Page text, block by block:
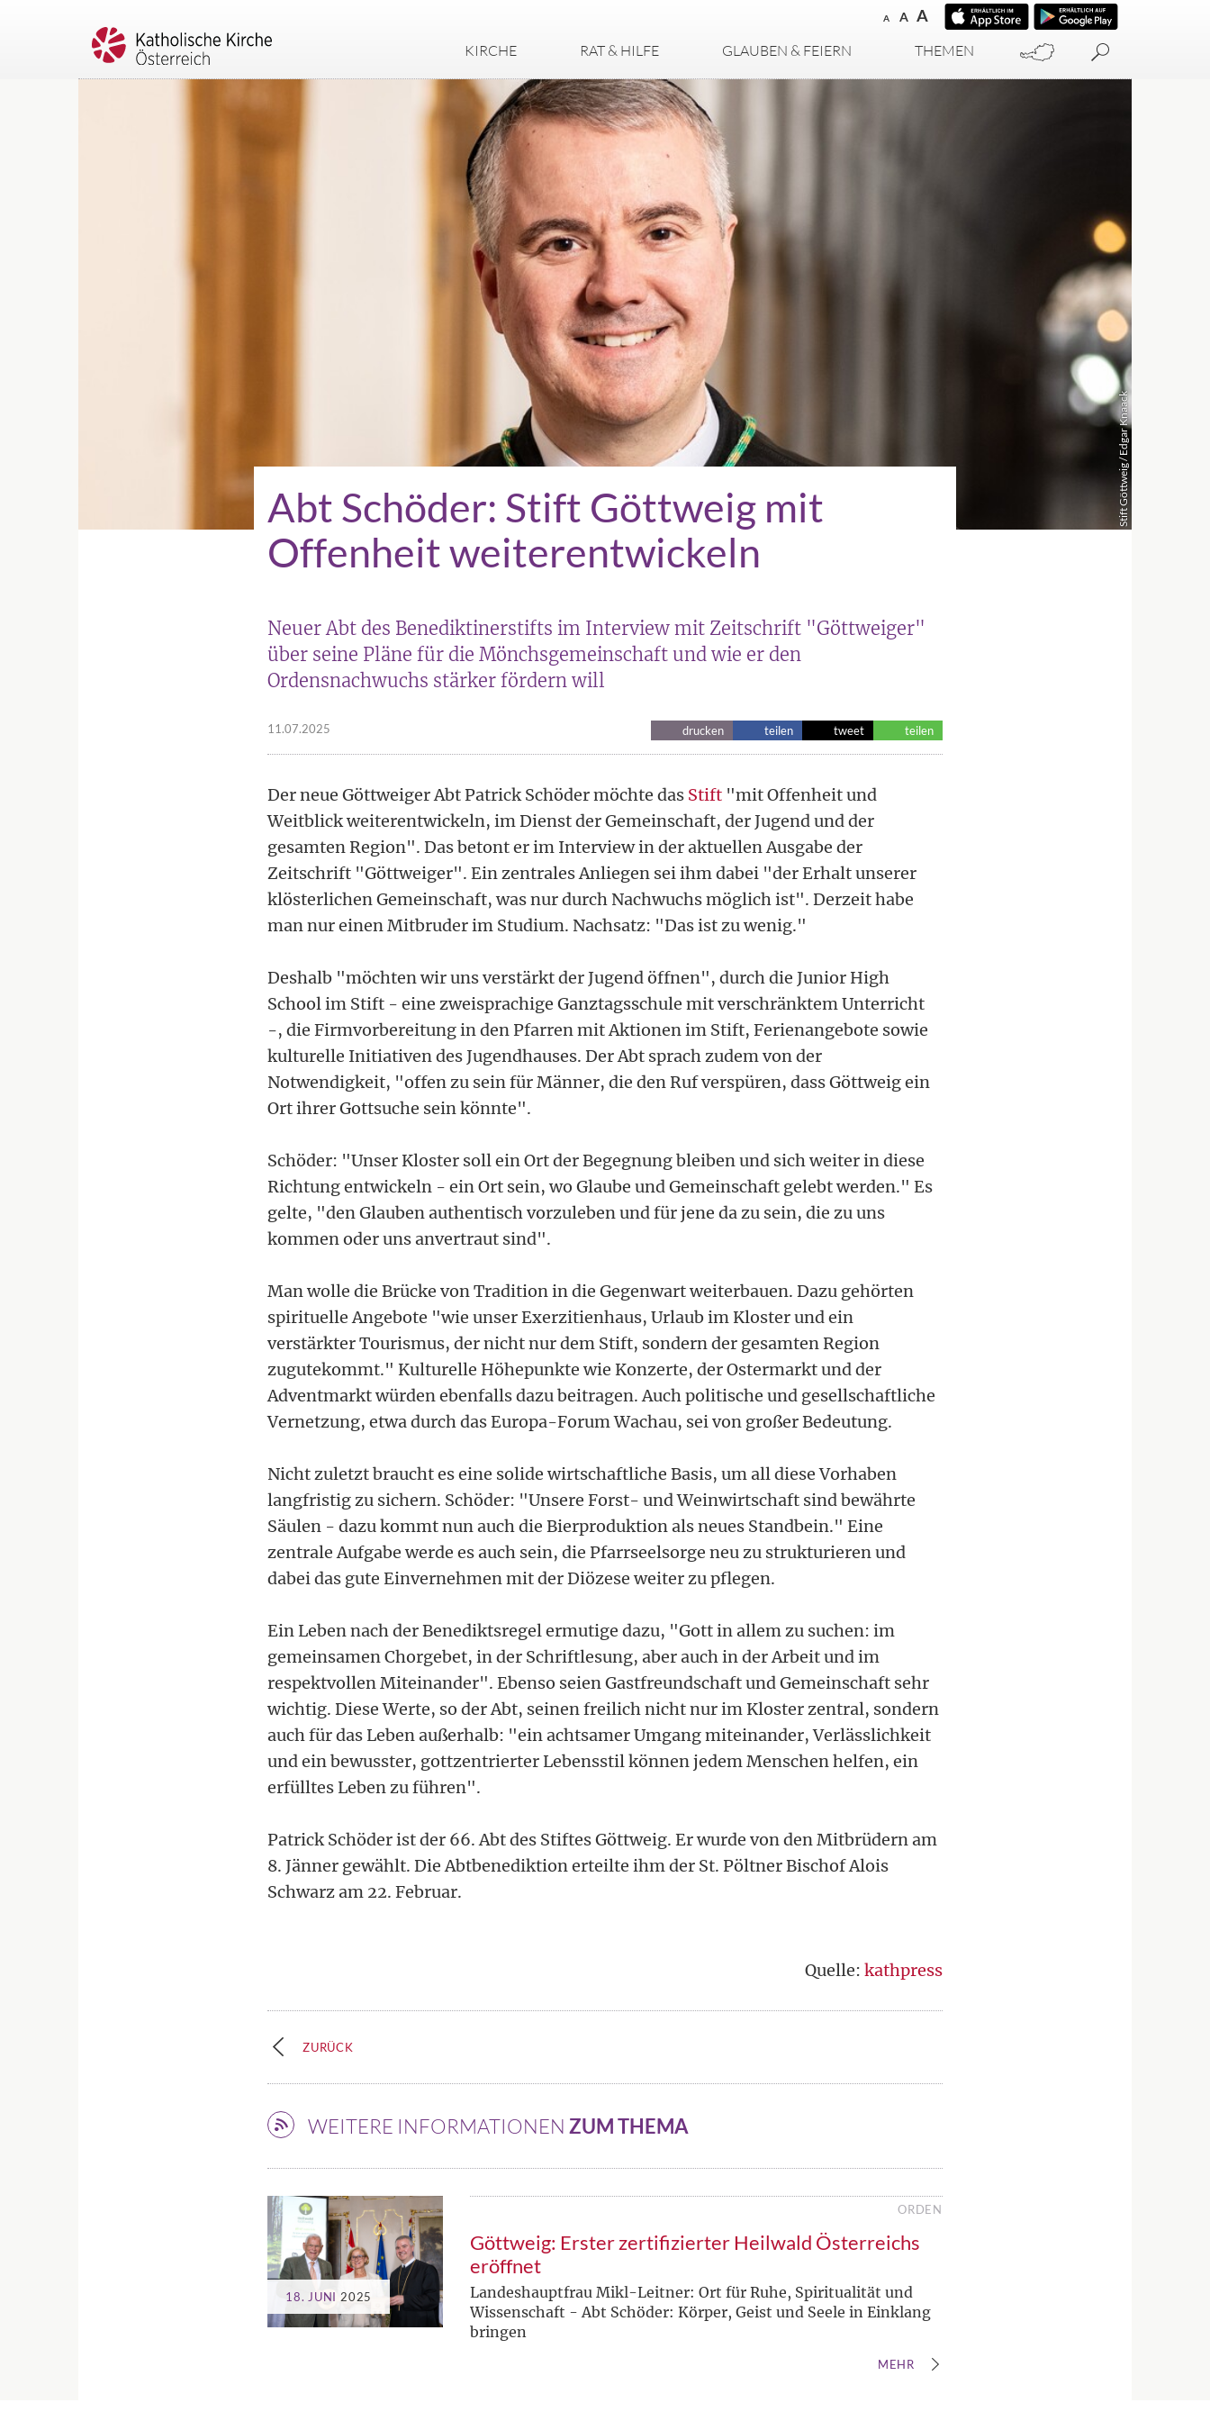
A A A
KIRCHE RAT & HILFE GLAUBEN & FEIERN THEMEN
Stift Göttweig / Edgar Knaack
Abt Schöder: Stift Göttweig mit
Offenheit weiterentwickeln
Neuer Abt des Benediktinerstifts im Interview mit Zeitschrift "Göttweiger"
über seine Pläne für die Mönchsgemeinschaft und wie er den
Ordensnachwuchs stärker fördern will
11.07.2025 drucken teilen tweet teilen
Der neue Göttweiger Abt Patrick Schöder möchte das Stift "mit Offenheit und
Weitblick weiterentwickeln, im Dienst der Gemeinschaft, der Jugend und der
gesamten Region". Das betont er im Interview in der aktuellen Ausgabe der
Zeitschrift "Göttweiger". Ein zentrales Anliegen sei ihm dabei "der Erhalt unserer
klösterlichen Gemeinschaft, was nur durch Nachwuchs möglich ist". Derzeit habe
man nur einen Mitbruder im Studium. Nachsatz: "Das ist zu wenig."
Deshalb "möchten wir uns verstärkt der Jugend öffnen", durch die Junior High
School im Stift - eine zweisprachige Ganztagsschule mit verschränktem Unterricht
-, die Firmvorbereitung in den Pfarren mit Aktionen im Stift, Ferienangebote sowie
kulturelle Initiativen des Jugendhauses. Der Abt sprach zudem von der
Notwendigkeit, "offen zu sein für Männer, die den Ruf verspüren, dass Göttweig ein
Ort ihrer Gottsuche sein könnte".
Schöder: "Unser Kloster soll ein Ort der Begegnung bleiben und sich weiter in diese
Richtung entwickeln - ein Ort sein, wo Glaube und Gemeinschaft gelebt werden." Es
gelte, "den Glauben authentisch vorzuleben und für jene da zu sein, die zu uns
kommen oder uns anvertraut sind".
Man wolle die Brücke von Tradition in die Gegenwart weiterbauen. Dazu gehörten
spirituelle Angebote "wie unser Exerzitienhaus, Urlaub im Kloster und ein
verstärkter Tourismus, der nicht nur dem Stift, sondern der gesamten Region
zugutekommt." Kulturelle Höhepunkte wie Konzerte, der Ostermarkt und der
Adventmarkt würden ebenfalls dazu beitragen. Auch politische und gesellschaftliche
Vernetzung, etwa durch das Europa-Forum Wachau, sei von großer Bedeutung.
Nicht zuletzt braucht es eine solide wirtschaftliche Basis, um all diese Vorhaben
langfristig zu sichern. Schöder: "Unsere Forst- und Weinwirtschaft sind bewährte
Säulen - dazu kommt nun auch die Bierproduktion als neues Standbein." Eine
zentrale Aufgabe werde es auch sein, die Pfarrseelsorge neu zu strukturieren und
dabei das gute Einvernehmen mit der Diözese weiter zu pflegen.
Ein Leben nach der Benediktsregel ermutige dazu, "Gott in allem zu suchen: im
gemeinsamen Chorgebet, in der Schriftlesung, aber auch in der Arbeit und im
respektvollen Miteinander". Ebenso seien Gastfreundschaft und Gemeinschaft sehr
wichtig. Diese Werte, so der Abt, seinen freilich nicht nur im Kloster zentral, sondern
auch für das Leben außerhalb: "ein achtsamer Umgang miteinander, Verlässlichkeit
und ein bewusster, gottzentrierter Lebensstil können jedem Menschen helfen, ein
erfülltes Leben zu führen".
Patrick Schöder ist der 66. Abt des Stiftes Göttweig. Er wurde von den Mitbrüdern am
8. Jänner gewählt. Die Abtbenediktion erteilte ihm der St. Pöltner Bischof Alois
Schwarz am 22. Februar.
Quelle: kathpress
ZURÜCK
WEITERE INFORMATIONEN ZUM THEMA
18. JUNI 2025
ORDEN
Göttweig: Erster zertifizierter Heilwald Österreichs
eröffnet
Landeshauptfrau Mikl-Leitner: Ort für Ruhe, Spiritualität und
Wissenschaft - Abt Schöder: Körper, Geist und Seele in Einklang
bringen
MEHR